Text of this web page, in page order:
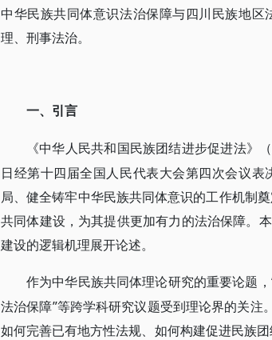
中华民族共同体意识法治保障与四川民族地
理、刑事法治。
一、引言
《中华人民共和国民族团结进步促进法》
日经第十四届全国人民代表大会第四次会议
局、健全铸牢中华民族共同体意识的工作机制
共同体建设，为其提供更加有力的法治保障。
建设的逻辑机理展开论述。
作为中华民族共同体理论研究的重要论题，
法治保障”等跨学科研究议题受到理论界的关注
如何完善已有地方性法规、如何构建促进民族